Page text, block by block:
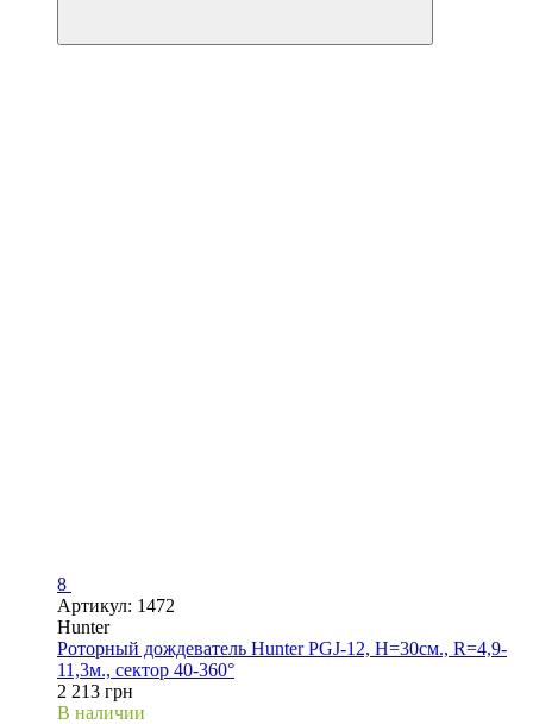
8
Артикул: 1472
Hunter
Роторный дождеватель Hunter PGJ-12, H=30см., R=4,9-
11,3м., сектор 40-360°
2 213 грн
В наличии